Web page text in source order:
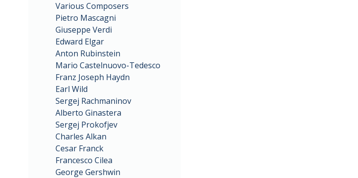
Various Composers
Pietro Mascagni
Giuseppe Verdi
Edward Elgar
Anton Rubinstein
Mario Castelnuovo-Tedesco
Franz Joseph Haydn
Earl Wild
Sergej Rachmaninov
Alberto Ginastera
Sergej Prokofjev
Charles Alkan
Cesar Franck
Francesco Cilea
George Gershwin